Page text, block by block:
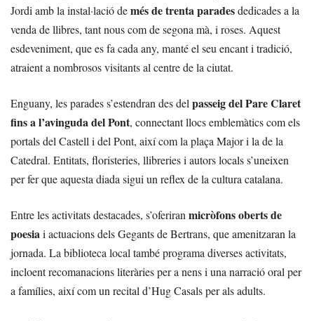
Jordi amb la instal·lació demés de trenta paradesdedicades a la
venda de llibres, tant nous com de segona mà, i roses. Aquest
esdeveniment, que es fa cada any, manté el seu encant i tradició,
atraient a nombrosos visitants al centre de la ciutat.
Enguany, les parades s’estendran des del passeig del Pare Claret
fins a l’avinguda del Pont, connectant llocs emblemàtics com els
portals del Castell i del Pont, així com la plaça Major i la de la
Catedral. Entitats, floristeries, llibreries i autors locals s’uneixen
per fer que aquesta diada sigui un reflex de la cultura catalana.
Entre les activitats destacades, s’oferiran micròfons oberts de
poesiai actuacions dels Gegants de Bertrans, que amenitzaran la
jornada. La biblioteca local també programa diverses activitats,
incloent recomanacions literàries per a nens i una narració oral per
a famílies, així com un recital d’Hug Casals per als adults.